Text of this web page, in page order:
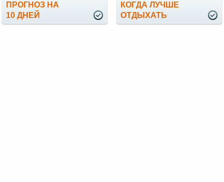
ПРОГНОЗ НА
10 ДНЕЙ
КОГДА ЛУЧШЕ
ОТДЫХАТЬ